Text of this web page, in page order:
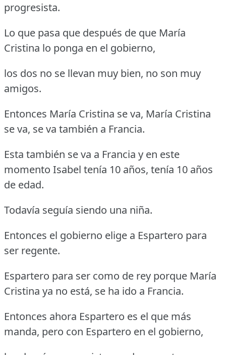
progresista.
Lo que pasa que después de que María
Cristina lo ponga en el gobierno,
los dos no se llevan muy bien, no son muy
amigos.
Entonces María Cristina se va, María Cristina
se va, se va también a Francia.
Esta también se va a Francia y en este
momento Isabel tenía 10 años, tenía 10 años
de edad.
Todavía seguía siendo una niña.
Entonces el gobierno elige a Espartero para
ser regente.
Espartero para ser como de rey porque María
Cristina ya no está, se ha ido a Francia.
Entonces ahora Espartero es el que más
manda, pero con Espartero en el gobierno,